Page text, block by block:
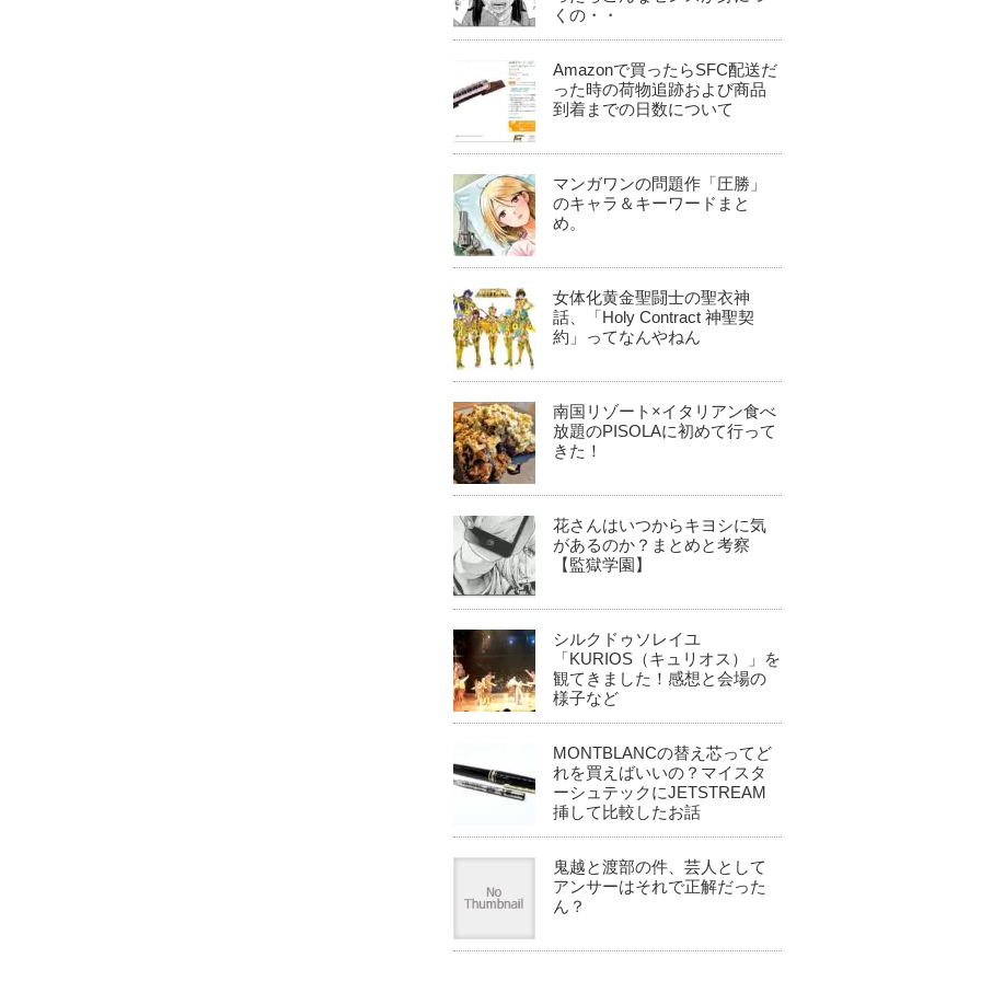
くの・・
Amazonで買ったらSFC配送だ
った時の荷物追跡および商品
到着までの日数について
マンガワンの問題作「圧勝」
のキャラ＆キーワードまと
め。
女体化黄金聖闘士の聖衣神
話、「Holy Contract 神聖契
約」ってなんやねん
南国リゾート×イタリアン食べ
放題のPISOLAに初めて行って
きた！
花さんはいつからキヨシに気
があるのか？まとめと考察
【監獄学園】
シルクドゥソレイユ
「KURIOS（キュリオス）」を
観てきました！感想と会場の
様子など
MONTBLANCの替え芯ってど
れを買えばいいの？マイスタ
ーシュテックにJETSTREAM
挿して比較したお話
鬼越と渡部の件、芸人として
アンサーはそれで正解だった
ん？